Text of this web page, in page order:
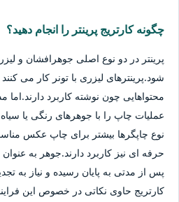
چگونه کارتریج پرینتر را انجام دهید؟
پرینتر در دو نوع اصلی جوهرافشان و
شود.پرینترهای لیزری با تونر کار می
محتواهایی چون نوشته کاربرد
عملیات چاپ را با جوهرهای رنگی یا
نوع چاپگرها بیشتر برای چاپ عکس
حرفه ای نیز کاربرد دارند.جوهر به
پس از مدتی به پایان رسیده و نیاز به
کارتریج حاوی نکاتی در خصوص این